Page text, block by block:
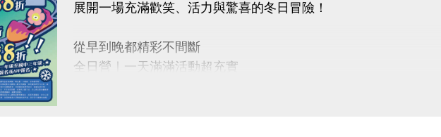
位！
展開一場充滿歡笑、活力與驚喜的冬日冒險！
從早到晚都精彩不間斷
全日營｜一天滿滿活動超充實